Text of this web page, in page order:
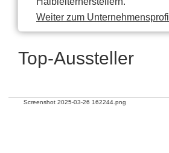
Weiter zum Unternehmensprofil
Top-Aussteller